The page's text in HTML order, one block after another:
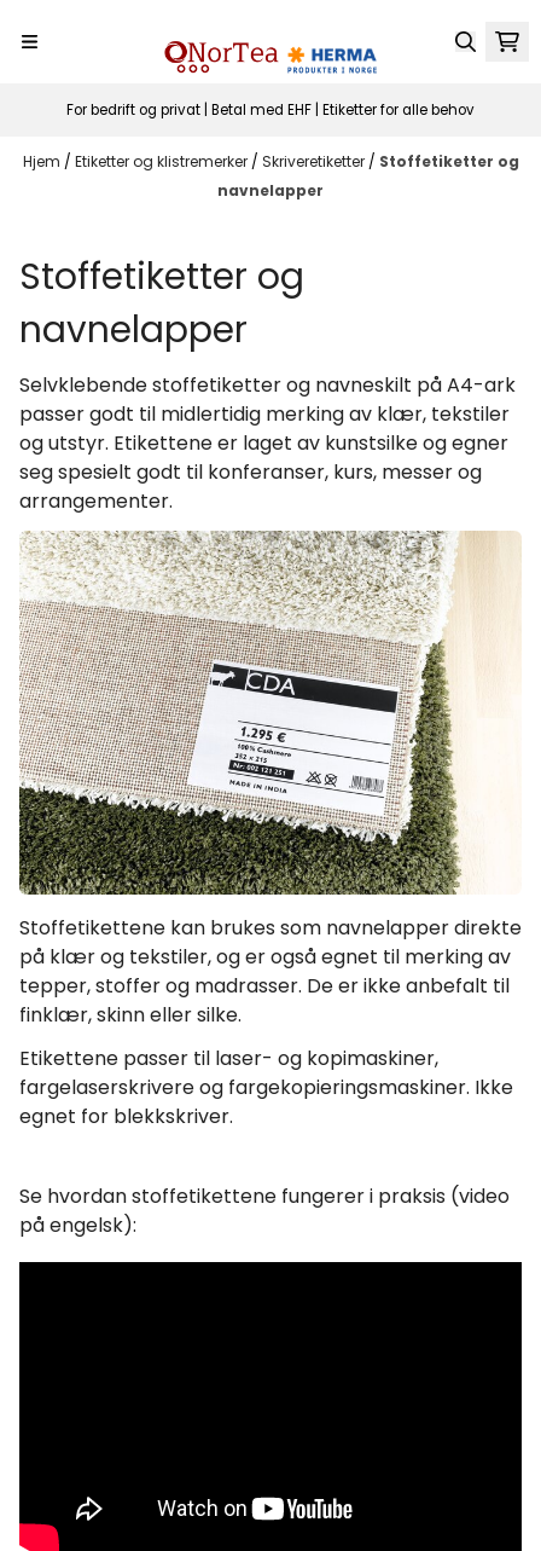
For bedrift og privat | Betal med EHF | Etiketter for alle behov
Hjem / Etiketter og klistremerker / Skriveretiketter / Stoffetiketter og
navnelapper
Stoffetiketter og
navnelapper
Selvklebende stoffetiketter og navneskilt på A4-ark
passer godt til midlertidig merking av klær, tekstiler
og utstyr. Etikettene er laget av kunstsilke og egner
seg spesielt godt til konferanser, kurs, messer og
arrangementer.
Stoffetikettene kan brukes som navnelapper direkte
på klær og tekstiler, og er også egnet til merking av
tepper, stoffer og madrasser. De er ikke anbefalt til
finklær, skinn eller silke.
Etikettene passer til laser- og kopimaskiner,
fargelaserskrivere og fargekopieringsmaskiner. Ikke
egnet for blekkskriver.
Se hvordan stoffetikettene fungerer i praksis (video
på engelsk):